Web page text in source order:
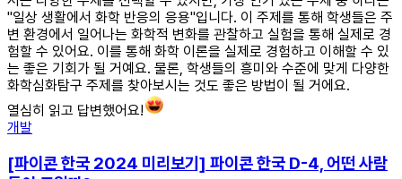
"일상 생활에서 화학 반응의 응용"입니다. 이 주제를 통해 학생들은 주
변 환경에서 일어나는 화학적 변화를 관찰하고 실험을 통해 실제로 경
험할 수 있어요. 이를 통해 화학 이론을 실제로 경험하고 이해할 수 있
는 좋은 기회가 될 거예요. 물론, 학생들의 흥미와 수준에 맞게 다양한
화학심화탐구 주제를 찾아보시는 것도 좋은 방법이 될 거에요.
열심히 읽고 답변했어요!
개발
[파이콘 한국 2024 미리보기] 파이콘 한국 D-4, 어떤 사람